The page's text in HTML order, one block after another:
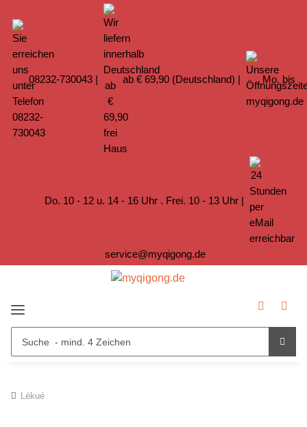
08232-730043| ab € 69,90 (Deutschland) | Mo. bis
Do. 10 - 12 u. 14 - 16 Uhr . Frei. 10 - 13 Uhr |
service@myqigong.de
Lékué